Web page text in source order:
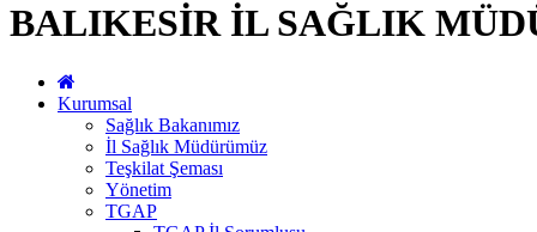
BALIKESİR İL SAĞLIK
Kurumsal
Sağlık Bakanımız
İl Sağlık Müdürümüz
Teşkilat Şeması
Yönetim
TGAP